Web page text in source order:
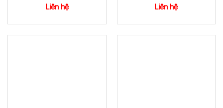
Liên hệ Liên hệ